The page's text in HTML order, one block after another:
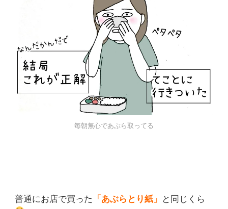
毎朝無心であぶら取ってる
普通にお店で買った 「あぶらとり紙」
と同じくら